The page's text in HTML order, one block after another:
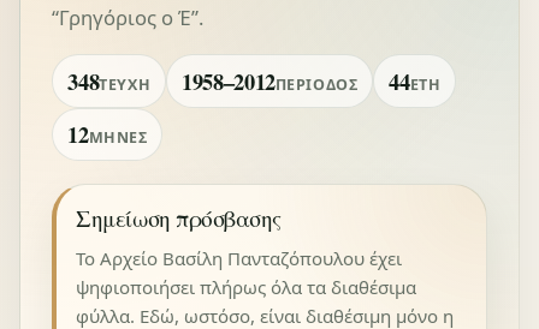
“Γρηγόριος ο Έ”.
348ΤΕΎΧΗ 1958–2012ΠΕΡΊΟΔΟΣ 44ΈΤΗ
12ΜΉΝΕΣ
Σημείωση πρόσβασης
Το Αρχείο Βασίλη Πανταζόπουλου έχει
ψηφιοποιήσει πλήρως όλα τα διαθέσιμα
φύλλα. Εδώ, ωστόσο, είναι διαθέσιμη μόνο η